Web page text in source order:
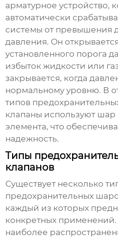
арматурное устройство,
автоматически
системы от превышения
давления. Он
установленного порога
избыток жидкости или
закрывается, когда
нормальному уровню. В
типов
клапаны используют шар
элемента, что
надежность.
Типы
клапанов
Существует несколько
предохранительных
каждый из которых
конкретных
наиболее